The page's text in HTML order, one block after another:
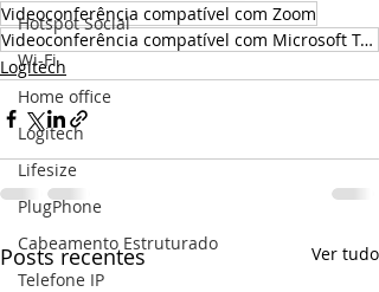
Hotspot Social
Wi-Fi
Home office
Logitech
Lifesize
PlugPhone
Cabeamento Estruturado
Telefone IP
Videoconferência compatível com Zoom
Videoconferência compatível com Microsoft Teams
Logitech
Posts recentes Ver tudo